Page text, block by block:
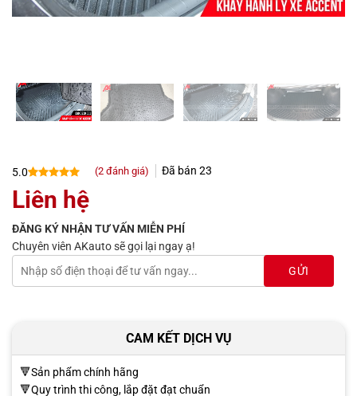
5.0
5.0
trên 5
dựa trên
2
(2đánh giá) Đã bán 23
Liên hệ
ĐĂNG KÝ NHẬN TƯ VẤN MIỄN PHÍ
Chuyên viên AKauto sẽ gọi lại ngay ạ!
CAM KẾT DỊCH VỤ
🔻Sản phẩm chính hãng
🔻Quy trình thi công, lắp đặt đạt chuẩn